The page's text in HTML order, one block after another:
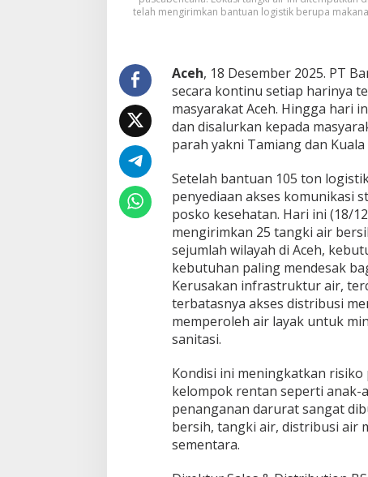
r
k
a
t
k
e
A
e
h
telah mengirimkan bantuan logistik berupa
Aceh, 18 Desember 2025. PT
secara kontinu setiap harinya
masyarakat Aceh. Hingga hari
dan disalurkan kepada
parah yakni Tamiang dan Kuala
Setelah bantuan 105 ton
penyediaan akses komunikasi
posko kesehatan. Hari ini (18/
mengirimkan 25 tangki air
sejumlah wilayah di Aceh,
kebutuhan paling mendesak
Kerusakan infrastruktur air,
terbatasnya akses distribusi
memperoleh air layak untuk
sanitasi.
Kondisi ini meningkatkan
kelompok rentan seperti anak-
penanganan darurat sangat
bersih, tangki air, distribusi air
sementara.